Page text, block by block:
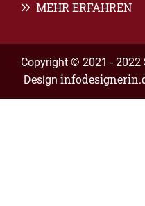
MEHR ERFAHREN
Copyright © 2021 -
Design